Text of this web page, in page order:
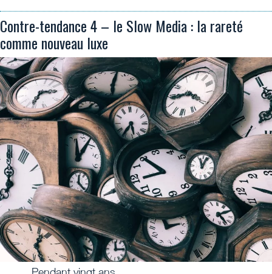
Contre-tendance 4 – le Slow Media : la rareté
comme nouveau luxe